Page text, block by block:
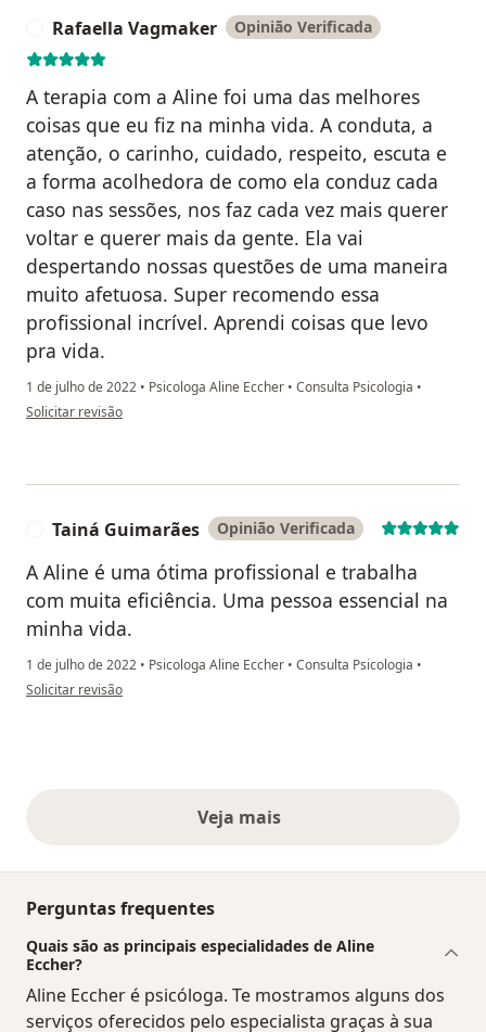
Rafaella Vagmaker Opinião Verificada
A terapia com a Aline foi uma das melhores
coisas que eu fiz na minha vida. A conduta, a
atenção, o carinho, cuidado, respeito, escuta e
a forma acolhedora de como ela conduz cada
caso nas sessões, nos faz cada vez mais querer
voltar e querer mais da gente. Ela vai
despertando nossas questões de uma maneira
muito afetuosa. Super recomendo essa
profissional incrível. Aprendi coisas que levo
pra vida.
1 de julho de 2022 • Psicologa Aline Eccher • Consulta Psicologia •
na opinião do utilizador Rafaella Vagmaker
Solicitar revisão
Tainá Guimarães Opinião Verificada
A Aline é uma ótima profissional e trabalha
com muita eficiência. Uma pessoa essencial na
minha vida.
1 de julho de 2022 • Psicologa Aline Eccher • Consulta Psicologia •
na opinião do utilizador Tainá Guimarães
Solicitar revisão
Veja maisopiniões acima
Perguntas frequentes
Quais são as principais especialidades de Aline
Eccher?
Aline Eccher é psicóloga. Te mostramos alguns dos
serviços oferecidos pelo especialista graças à sua